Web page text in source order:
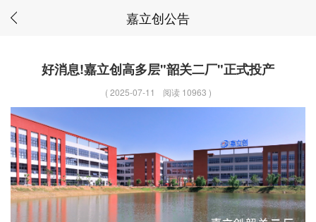
嘉立创公告
好消息!嘉立创高多层"韶关二厂"正式投产
(2025-07-11 阅读 10963 )